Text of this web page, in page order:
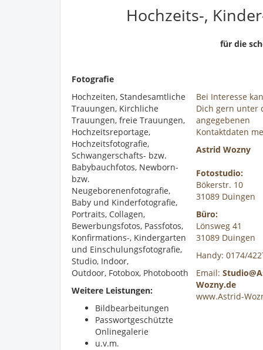
Hochzeits-,
für die
Fotografie
Hochzeiten, Standesamtliche
Trauungen, Kirchliche
Trauungen, freie Trauungen,
Hochzeitsreportage,
Hochzeitsfotografie,
Schwangerschafts- bzw.
Babybauchfotos, Newborn-
bzw.
Neugeborenenfotografie,
Baby und Kinderfotografie,
Portraits, Collagen,
Bewerbungsfotos, Passfotos,
Konfirmations-, Kindergarten
und Einschulungsfotografie,
Studio, Indoor,
Outdoor, Fotobox, Photobooth
Weitere Leistungen:
Bildbearbeitungen
Passwortgeschützte
Onlinegalerie
u.v.m.
Bei Interesse
Dich gern unter
angegebenen
Kontaktdaten
Astrid Wozny
Fotostudio:
Bökerstr. 10
31089 Duingen
Büro:
Lönsweg 41
31089 Duingen
Handy: 0174/
Email:
Wozny.de
www.Astrid-